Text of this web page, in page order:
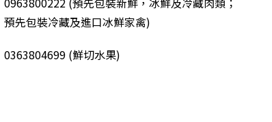
預先包裝冷藏及進口冰鮮家禽)
0363804699 (鮮切水果)